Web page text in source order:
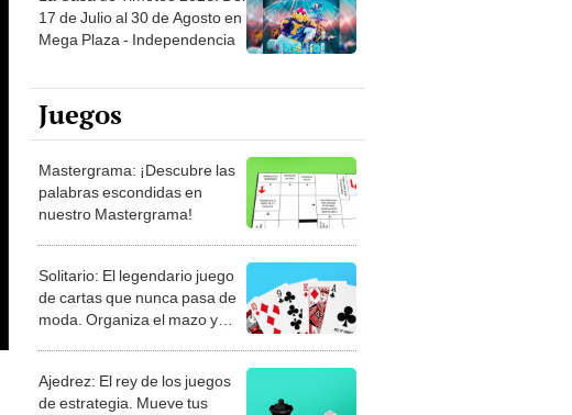
17 de Julio al 30 de Agosto en
Mega Plaza - Independencia
Juegos
Mastergrama: ¡Descubre las
palabras escondidas en
nuestro Mastergrama!
Solitario: El legendario juego
de cartas que nunca pasa de
moda. Organiza el mazo y
Ajedrez: El rey de los juegos
de estrategia. Mueve tus